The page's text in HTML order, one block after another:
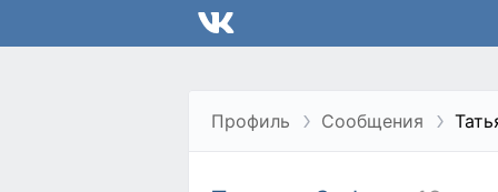
Профиль Сообщения